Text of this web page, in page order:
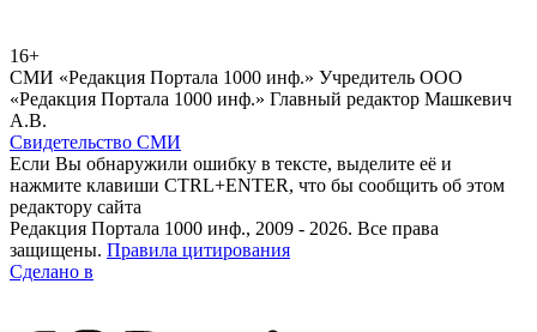
16+
СМИ «Редакция Портала 1000 инф.» Учредитель ООО
«Редакция Портала 1000 инф.» Главный редактор Машкевич
А.В.
Свидетельство СМИ
Если Вы обнаружили ошибку в тексте, выделите её и
нажмите клавиши CTRL+ENTER, что бы сообщить об этом
редактору сайта
Редакция Портала 1000 инф., 2009 - 2026. Все права
защищены. Правила цитирования
Сделано в